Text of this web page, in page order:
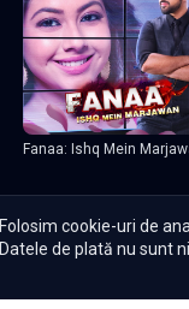
Folosim cookie-uri de
Datele de plată nu sunt
Fanaa: Ishq Mein